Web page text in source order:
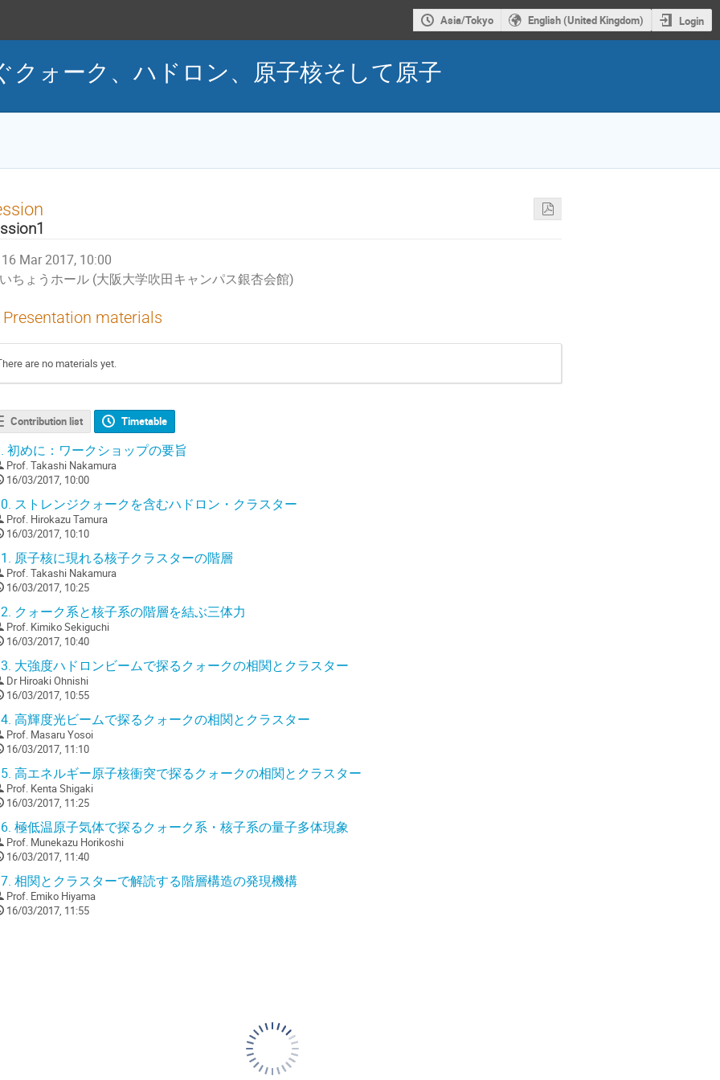
Asia/Tokyo English (United Kingdom) Login
クォーク、ハドロン、原子核そして原子
16 Mar 2017, 10:00
いちょうホール (大阪大学吹田キャンパス銀杏会館)
Presentation materials
are no materials yet.
Contribution list Timetable
初めに：ワークショップの要旨
Prof. Takashi Nakamura
16/03/2017, 10:00
ストレンジクォークを含むハドロン・クラスター
Prof. Hirokazu Tamura
16/03/2017, 10:10
原子核に現れる核子クラスターの階層
Prof. Takashi Nakamura
16/03/2017, 10:25
クォーク系と核子系の階層を結ぶ三体力
Prof. Kimiko Sekiguchi
16/03/2017, 10:40
大強度ハドロンビームで探るクォークの相関とクラスター
Dr Hiroaki Ohnishi
16/03/2017, 10:55
高輝度光ビームで探るクォークの相関とクラスター
Prof. Masaru Yosoi
16/03/2017, 11:10
高エネルギー原子核衝突で探るクォークの相関とクラスター
Prof. Kenta Shigaki
16/03/2017, 11:25
極低温原子気体で探るクォーク系・核子系の量子多体現象
Prof. Munekazu Horikoshi
16/03/2017, 11:40
相関とクラスターで解読する階層構造の発現機構
Prof. Emiko Hiyama
16/03/2017, 11:55